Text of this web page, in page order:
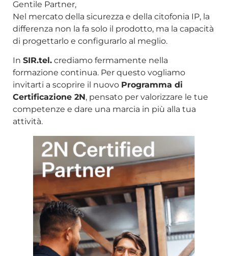
Gentile Partner,
Nel mercato della sicurezza e della citofonia IP, la
differenza non la fa solo il prodotto, ma la capacità
di progettarlo e configurarlo al meglio.
In SIR.tel. crediamo fermamente nella
formazione continua. Per questo vogliamo
invitarti a scoprire il nuovo Programma di
Certificazione 2N, pensato per valorizzare le tue
competenze e dare una marcia in più alla tua
attività.